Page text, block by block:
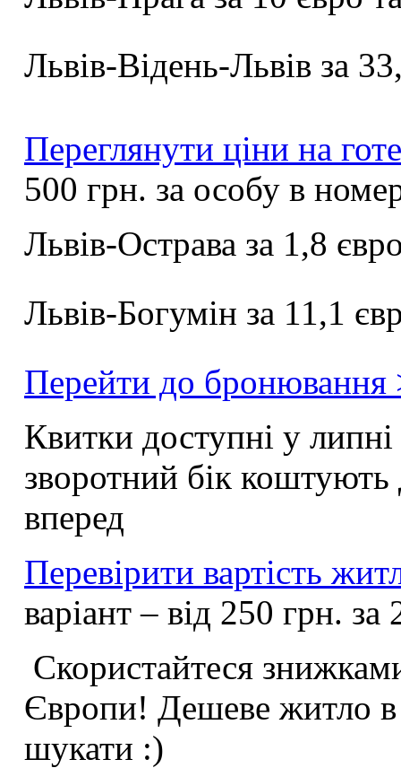
Львів-Відень-Львів за
Переглянути ціни на
500 грн. за особу в
Львів-Острава за 1,8
Львів-Богумін за 11,1
Перейти до бронювання
Квитки доступні у
зворотний бік
вперед
Перевірити вартість
варіант – від 250 грн.
Скористайтеся
Європи! Дешеве житло в
шукати :)